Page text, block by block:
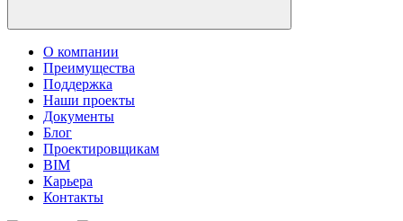
О компании
Преимущества
Поддержка
Наши проекты
Документы
Блог
Проектировщикам
BIM
Карьера
Контакты